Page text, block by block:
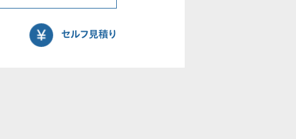
セルフ見積り